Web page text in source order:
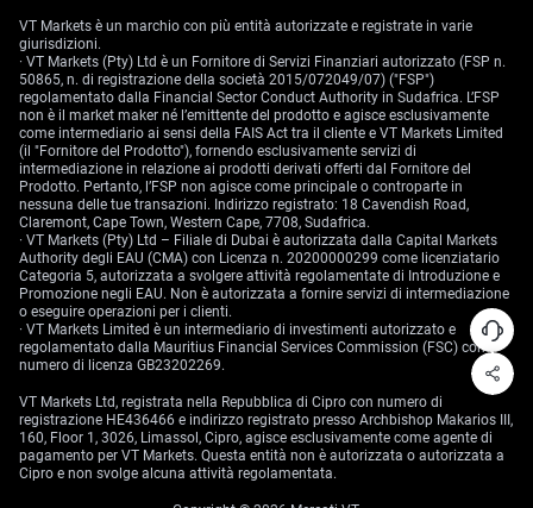
VT Markets è un marchio con più entità autorizzate e registrate in varie
giurisdizioni.
· VT Markets (Pty) Ltd è un Fornitore di Servizi Finanziari autorizzato (FSP n.
50865, n. di registrazione della società 2015/072049/07) ("FSP")
regolamentato dalla Financial Sector Conduct Authority in Sudafrica. L’FSP
non è il market maker né l’emittente del prodotto e agisce esclusivamente
come intermediario ai sensi della FAIS Act tra il cliente e VT Markets Limited
(il "Fornitore del Prodotto"), fornendo esclusivamente servizi di
intermediazione in relazione ai prodotti derivati offerti dal Fornitore del
Prodotto. Pertanto, l’FSP non agisce come principale o controparte in
nessuna delle tue transazioni. Indirizzo registrato: 18 Cavendish Road,
Claremont, Cape Town, Western Cape, 7708, Sudafrica.
· VT Markets (Pty) Ltd – Filiale di Dubai è autorizzata dalla Capital Markets
Authority degli EAU (CMA) con Licenza n. 20200000299 come licenziatario
Categoria 5, autorizzata a svolgere attività regolamentate di Introduzione e
Promozione negli EAU. Non è autorizzata a fornire servizi di intermediazione
o eseguire operazioni per i clienti.
· VT Markets Limited è un intermediario di investimenti autorizzato e
regolamentato dalla Mauritius Financial Services Commission (FSC) con
numero di licenza GB23202269.
VT Markets Ltd, registrata nella Repubblica di Cipro con numero di
registrazione HE436466 e indirizzo registrato presso Archbishop Makarios III,
160, Floor 1, 3026, Limassol, Cipro, agisce esclusivamente come agente di
pagamento per VT Markets. Questa entità non è autorizzata o autorizzata a
Cipro e non svolge alcuna attività regolamentata.